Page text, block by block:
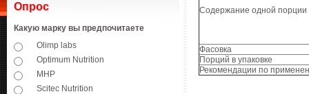
Опрос
Какую марку вы предпочитаете
Olimp labs
Optimum Nutrition
MHP
Scitec Nutrition
Содержание одной порции
Фасовка
Порций в упаковке
Рекомендации по